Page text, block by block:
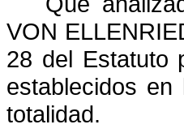
VON
28 del Estatuto
establecidos
totalidad.